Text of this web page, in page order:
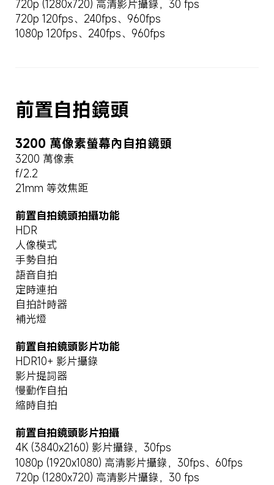
720p (1280x720) 高清影片攝錄，30 fps
720p 120fps、240fps、960fps
1080p 120fps、240fps、960fps
前置自拍鏡頭
3200 萬像素螢幕內自拍鏡頭
3200 萬像素
f/2.2
21mm 等效焦距
前置自拍鏡頭拍攝功能
HDR
人像模式
手勢自拍
語音自拍
定時連拍
自拍計時器
補光燈
前置自拍鏡頭影片功能
HDR10+ 影片攝錄
影片提詞器
慢動作自拍
縮時自拍
前置自拍鏡頭影片拍攝
4K (3840x2160) 影片攝錄，30fps
1080p (1920x1080) 高清影片攝錄，30fps、60fps
720p (1280x720) 高清影片攝錄，30 fps